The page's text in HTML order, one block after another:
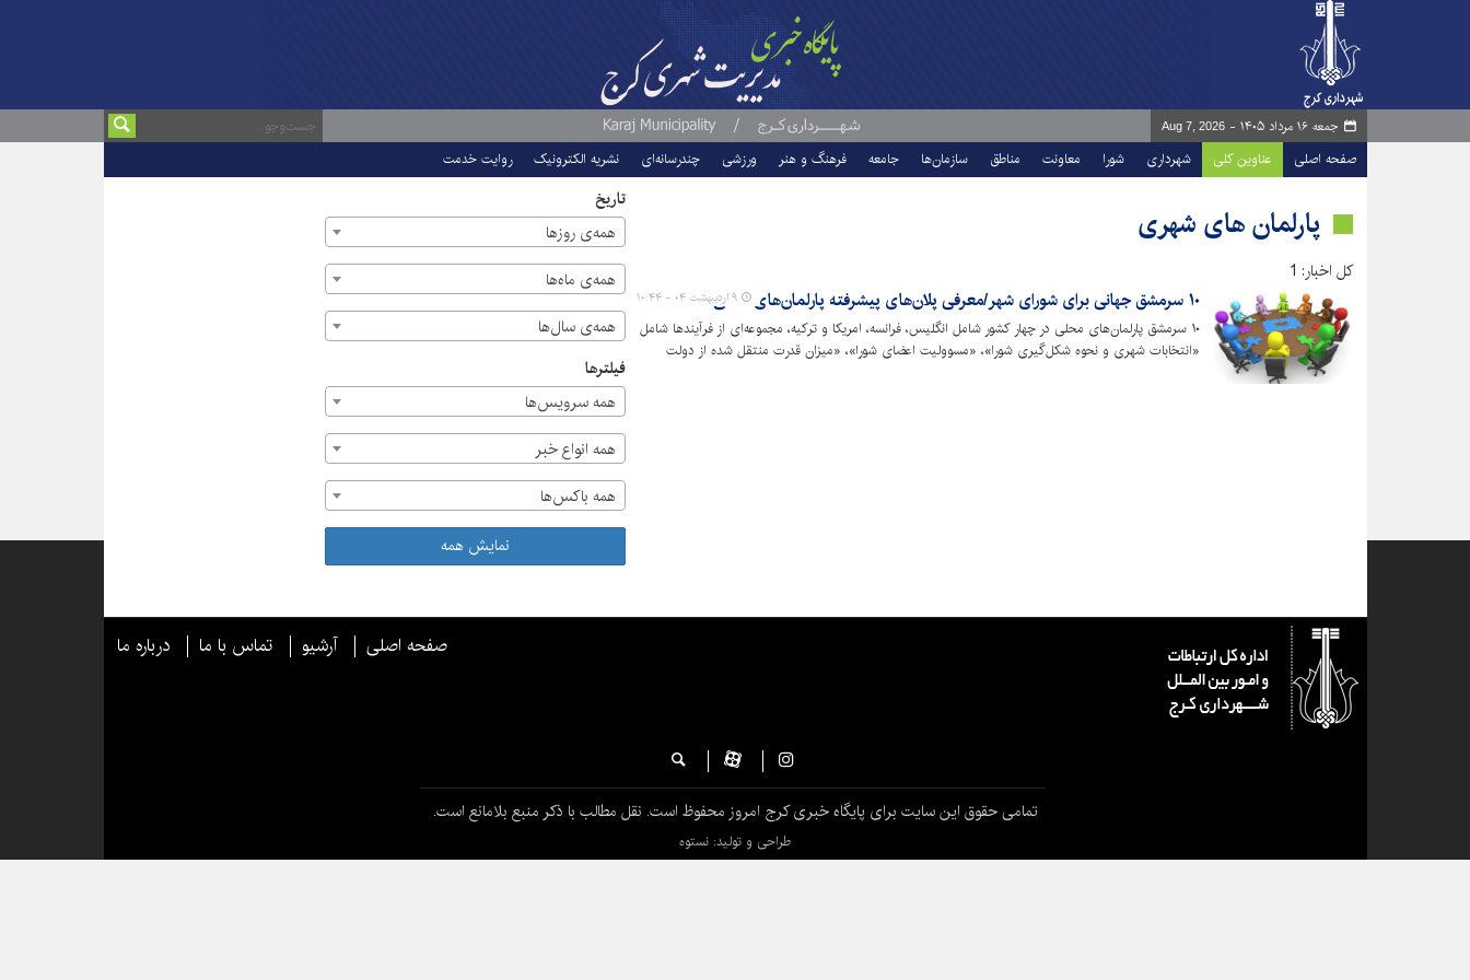
جمعه ۱۶ مرداد ۱۴۰۵ - Aug 7, 2026
صفحه اصلی عناوین کلی شهرداری شورا معاونت مناطق سازمان‌ها جامعه فرهنگ و هنر ورزشی چندرسانه‌ای نشریه الکترونیک روایت خدمت
پارلمان های شهری
کل اخبار: 1
۱۰ سرمشق جهانی برای شورای شهر/معرفی پلان‌های پیشرفته پارلمان‌های محلی
۱۰ سرمشق پارلمان‌های محلی در چهار کشور شامل انگلیس، فرانسه، امریکا و ترکیه، مجموعه‌ای از فرآیندها شامل
«انتخابات شهری و نحوه شکل‌گیری شورا»، «مسوولیت اعضای شورا»، «میزان قدرت منتقل شده از دولت
۹ اردیبهشت ۰۴ - ۱۰:۴۴
تاریخ
همه‌ی روزها
همه‌ی ماه‌ها
همه‌ی سال‌ها
فیلترها
همه سرویس‌ها
همه انواع خبر
همه باکس‌ها
نمایش همه
صفحه اصلی آرشیو تماس با ما درباره ما
تمامی حقوق این سایت برای پایگاه خبری کرج امروز محفوظ است. نقل مطالب با ذکر منبع بلامانع است.
طراحی و تولید: نستوه